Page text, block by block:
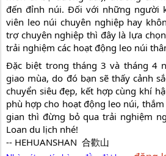
đến đỉnh núi. Đối với những người
viên leo núi chuyên nghiệp hay
trợ chuyên nghiệp thì đây là lựa
trải nghiệm các hoạt động leo núi
Đặc biệt trong tháng 3 và tháng 4
giao mùa, do đó bạn sẽ thấy cảnh
chuyển siêu đẹp, kết hợp cùng khí
phù hợp cho hoạt động leo núi,
gian thì đừng bỏ qua trải nghiệm
Loan du lịch nhé!
-- HEHUANSHAN  合歡山